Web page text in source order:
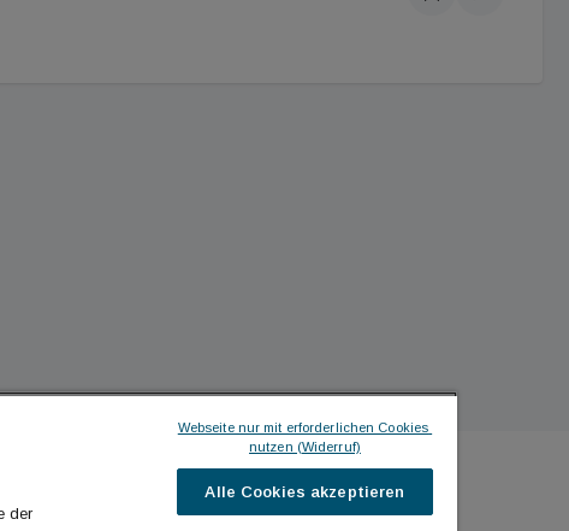
BUILDINGTIMES ICH MÖCHTE ...
der
Webseite nur mit erforderlichen Cookies
nutzen (Widerruf)
Alle Cookies akzeptieren